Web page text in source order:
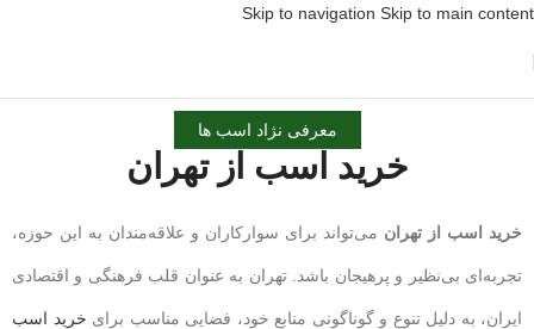
Skip to navigation Skip to main content
معرفی نژاد اسب ها
خرید اسب از تهران
خرید اسب از تهران می‌تواند برای سوارکاران و علاقه‌مندان به این حوزه،
تجربه‌ای بی‌نظیر و پرهیجان باشد. تهران به عنوان قلب فرهنگی و اقتصادی
ایران، به دلیل تنوع و گوناگونی منابع خود، فضایی مناسب برای خرید اسب